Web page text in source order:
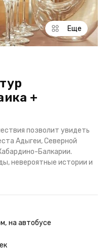
Еще
+
позволит увидеть
Адыгеи, Северной
Балкарии.
невероятные истории и
, на автобусе